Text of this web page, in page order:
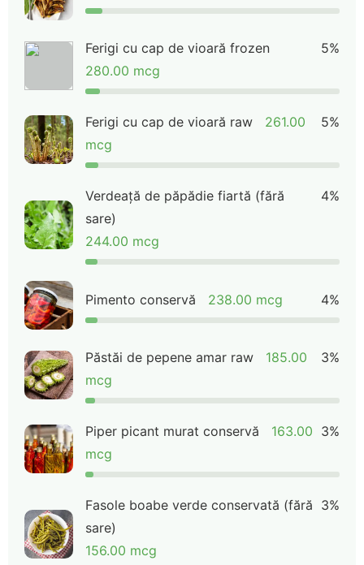
Ferigi cu cap de vioară frozen
280.00 mcg
5%
Ferigi cu cap de vioară raw
261.00
mcg
5%
Verdeață de păpădie fiartă (fără
sare)
244.00 mcg
4%
Pimento conservă 238.00 mcg 4%
Păstăi de pepene amar raw
185.00
mcg
3%
Piper picant murat conservă
163.00
mcg
3%
Fasole boabe verde conservată (fără
sare)
156.00 mcg
3%